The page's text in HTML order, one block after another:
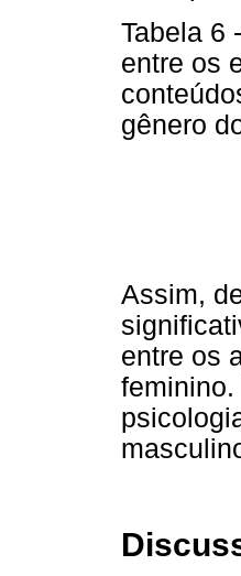
Tabela 6
entre os
gênero
Assim,
entre os